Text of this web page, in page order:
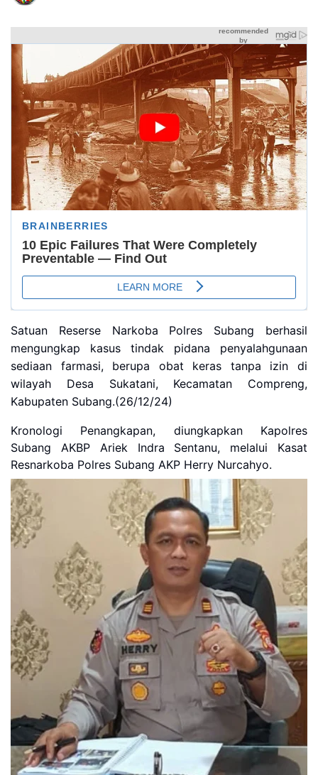
Satuan Reserse Narkoba Polres Subang berhasil
mengungkap kasus tindak pidana penyalahgunaan
sediaan farmasi, berupa obat keras tanpa izin di
wilayah Desa Sukatani, Kecamatan Compreng,
Kabupaten Subang.(26/12/24)
Kronologi Penangkapan, diungkapkan Kapolres
Subang AKBP Ariek Indra Sentanu, melalui Kasat
Resnarkoba Polres Subang AKP Herry Nurcahyo.